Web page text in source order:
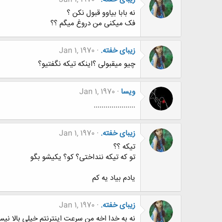
نه بابا بیاوو قبول نکن ؟
فک میکنی من دروغ میگم ؟؟
زیبای خفته. Jan 1, 1970
چیو میقبولی ؟اینکه تیکه نگفتیو؟
ویسا Jan 1, 1970
.....................
زیبای خفته. Jan 1, 1970
تیکه ؟؟
تو که تیکه ننداختی؟ کو؟ یکیشو بگو
یادم بیاد یه کم
زیبای خفته. Jan 1, 1970
نه به خدا اخه من سرعت اینترنتم خیلی بالا